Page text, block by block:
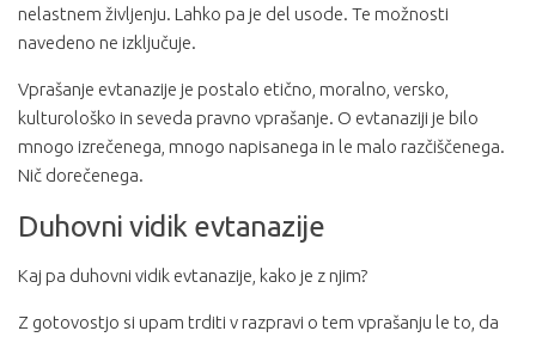
nelastnem življenju. Lahko pa je del usode. Te možnosti
navedeno ne izključuje.
Vprašanje evtanazije je postalo etično, moralno, versko,
kulturološko in seveda pravno vprašanje. O evtanaziji je bilo
mnogo izrečenega, mnogo napisanega in le malo razčiščenega.
Nič dorečenega.
Duhovni vidik evtanazije
Kaj pa duhovni vidik evtanazije, kako je z njim?
Z gotovostjo si upam trditi v razpravi o tem vprašanju le to, da